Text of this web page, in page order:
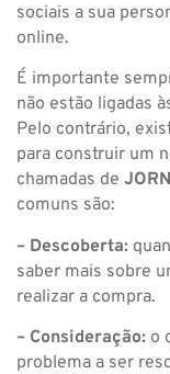
sociais a sua
online.
É importante
não estão ligadas
Pelo contrário,
para construir um
chamadas de
comuns são:
– Descoberta:
saber mais sobre
realizar a compra.
– Consideração: o
problema a ser